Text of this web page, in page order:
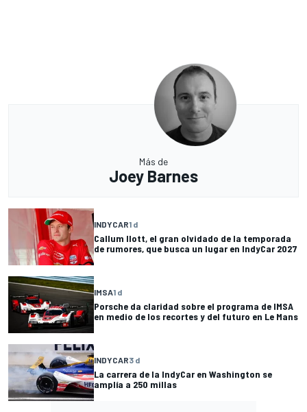
Más de
Joey Barnes
INDYCAR1 d
Callum Ilott, el gran olvidado de la temporada
de rumores, que busca un lugar en IndyCar 2027
IMSA1 d
Porsche da claridad sobre el programa de IMSA
en medio de los recortes y del futuro en Le Mans
INDYCAR3 d
La carrera de la IndyCar en Washington se
amplía a 250 millas